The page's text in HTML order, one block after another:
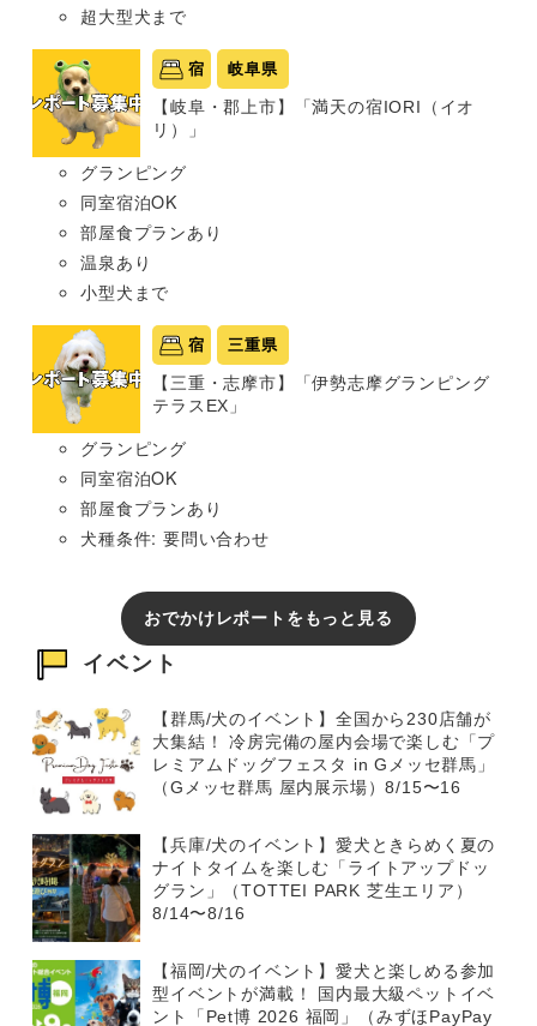
超大型犬まで
宿 岐阜県
【岐阜・郡上市】「満天の宿IORI（イオ
リ）」
グランピング
同室宿泊OK
部屋食プランあり
温泉あり
小型犬まで
宿 三重県
【三重・志摩市】「伊勢志摩グランピング
テラスEX」
グランピング
同室宿泊OK
部屋食プランあり
犬種条件: 要問い合わせ
おでかけレポートをもっと見る
イベント
【群馬/犬のイベント】全国から230店舗が
大集結！ 冷房完備の屋内会場で楽しむ「プ
レミアムドッグフェスタ in Gメッセ群馬」
（Gメッセ群馬 屋内展示場）8/15〜16
【兵庫/犬のイベント】愛犬ときらめく夏の
ナイトタイムを楽しむ「ライトアップドッ
グラン」（TOTTEI PARK 芝生エリア）
8/14〜8/16
【福岡/犬のイベント】愛犬と楽しめる参加
型イベントが満載！ 国内最大級ペットイベ
ント「Pet博 2026 福岡」（みずほPayPay